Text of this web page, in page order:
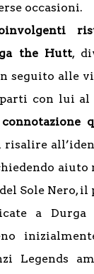
occasioni.
the Hutt,
seguito alle
con lui al
connotazione
risalire
aiuto
Sole Nero, il
a
Legends